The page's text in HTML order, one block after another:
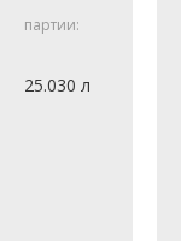
партии:
25.030 л